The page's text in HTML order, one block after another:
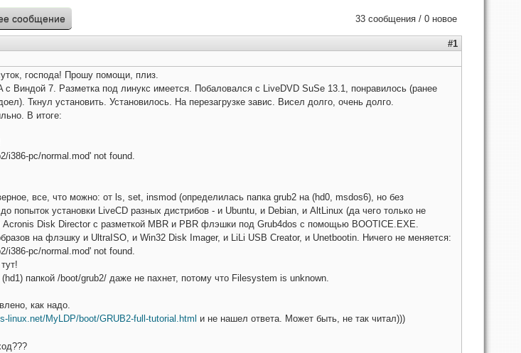
33 сообщения / 0 новое
сообщение
#1
господа! Прошу помощи, плиз.
с Виндой 7. Разметка под линукс имеется. Побаловался с LiveDVD SuSe 13.1, понравилось (ранее
Ткнул установить. Установилось. На перезагрузке завис. Висел долго, очень долго.
В итоге:
i386-pc/normal.mod' not found.
все, что можно: от ls, set, insmod (определилась папка grub2 на (hd0, msdos6), но без
попыток установки LiveCD разных дистрибов - и Ubuntu, и Debian, и AltLinux (да чего только не
Disk Director с разметкой MBR и PBR флэшки под Grub4dos с помощью BOOTICE.EXE.
на флэшку и UltraISO, и Win32 Disk Imager, и LiLi USB Creator, и Unetbootin. Ничего не меняется:
i386-pc/normal.mod' not found.
папкой /boot/grub2/ даже не пахнет, потому что Filesystem is unknown.
как надо.
linux.net/MyLDP/boot/GRUB2-full-tutorial.html и не нашел ответа. Может быть, не так читал)))